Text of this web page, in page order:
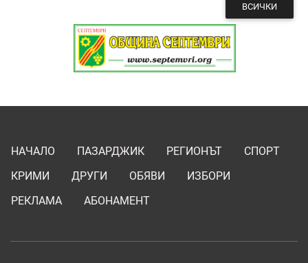
ВСИЧКИ
НАЧАЛО ПАЗАРДЖИК РЕГИОНЪТ
СПОРТ
КРИМИ
ДРУГИ ОБЯВИ
ИЗБОРИ
РЕКЛАМА
АБОНАМЕНТ